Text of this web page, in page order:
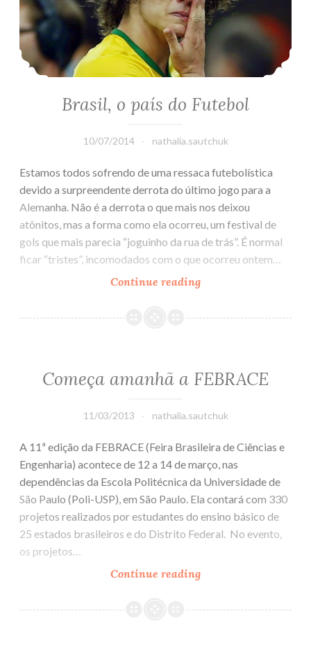
Brasil, o país do Futebol
10/07/2014 nathalia.sautchuk
Estamos todos sofrendo de uma ressaca futebolística
devido a surpreendente derrota do último jogo para a
Alemanha. Não é a derrota o que mais nos deixou
atônitos, mas a forma como ela ocorreu, um festival de
gols que mais parecia “joguinho da rua de trás”. É normal
ficar “tristes”, incomodados com o que ocorreu ontem…
Continue reading
país
Começa amanhã a FEBRACE
11/03/2013 nathalia.sautchuk
A 11ª edição da FEBRACE (Feira Brasileira de Ciências e
Engenharia) acontece de 12 a 14 de março, nas
dependências da Escola Politécnica da Universidade de
São Paulo (Poli-USP), em São Paulo. Ela contará com 330
projetos realizados por estudantes do ensino básico de
25 estados brasileiros e do Distrito Federal. No evento,
os projetos…
Continue reading
a